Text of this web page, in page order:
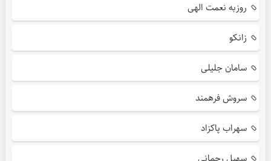
روزبه نعمت الهی
زانکو
سامان جلیلی
سروش فرهمند
سهراب پاکزاد